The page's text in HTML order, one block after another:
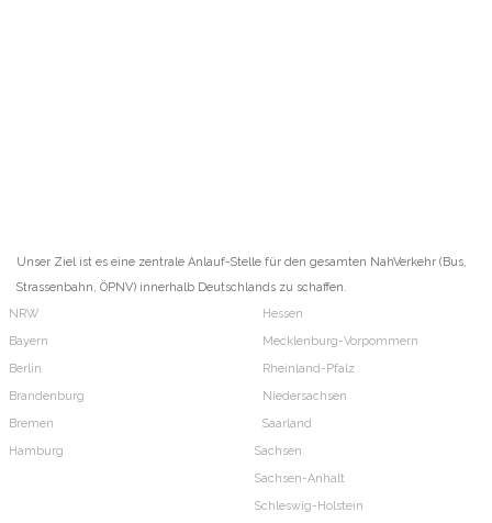
Unser Ziel ist es eine zentrale Anlauf-Stelle für den gesamten NahVerkehr (Bus,
Strassenbahn, ÖPNV) innerhalb Deutschlands zu schaffen.
NRW
Bayern
Berlin
Brandenburg
Bremen
Hamburg
Hessen
Mecklenburg-Vorpommern
Rheinland-Pfalz
Niedersachsen
Saarland
Sachsen
Sachsen-Anhalt
Schleswig-Holstein